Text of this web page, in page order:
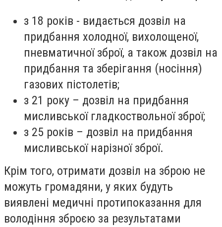
з 18 років - видається дозвіл на
придбання холодної, вихолощеної,
пневматичної зброї, а також дозвіл на
придбання та зберігання (носіння)
газових пістолетів;
з 21 року – дозвіл на придбання
мисливської гладкоствольної зброї;
з 25 років – дозвіл на придбання
мисливської нарізної зброї.
Крім того, отримати дозвіл на зброю не
можуть громадяни, у яких будуть
виявлені медичні протипоказання для
володіння зброєю за результатами